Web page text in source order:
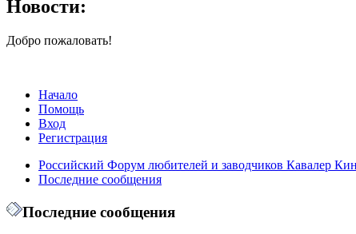
Новости:
Добро пожаловать!
Начало
Помощь
Вход
Регистрация
Российский Форум любителей и заводчиков Кавалер
Последние сообщения
Последние сообщения